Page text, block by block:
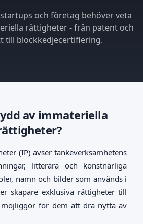
och företag behöver veta
rättigheter - från patent och
till blockkedjecertifiering.
av immateriella
(IP) avser tankeverksamhetens
litterära och konstnärliga
namn och bilder som används i
skapare exklusiva rättigheter till
möjliggör för dem att dra nytta av